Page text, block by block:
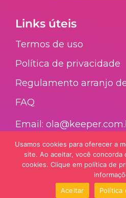
Links úteis
Termos de uso
Política de privacidade
Regulamento arranjo
FAQ​
Email:
Nossa galera
Usamos cookies para oferecer a
site. Ao aceitar, você concorda
cookies. Clique em política de
Aceitar
Política